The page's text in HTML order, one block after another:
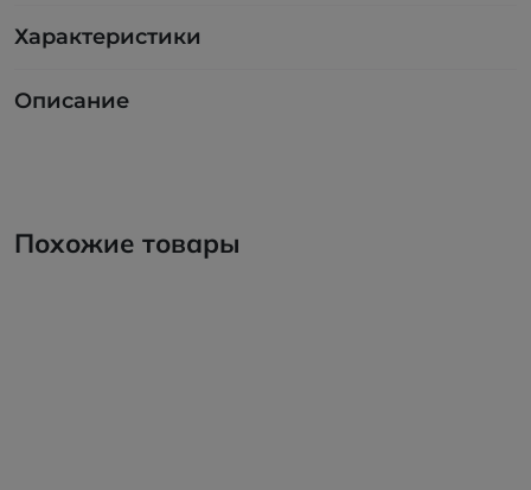
Характеристики
Описание
Похожие товары